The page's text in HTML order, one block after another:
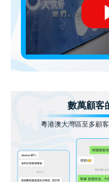
數萬顧客
粵港澳大灣區至多顧